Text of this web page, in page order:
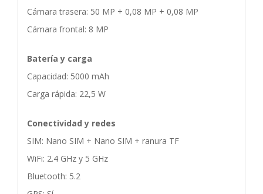
Cámara trasera: 50 MP + 0,08 MP + 0,08 MP
Cámara frontal: 8 MP
Batería y carga
Capacidad: 5000 mAh
Carga rápida: 22,5 W
Conectividad y redes
SIM: Nano SIM + Nano SIM + ranura TF
WiFi: 2.4 GHz y 5 GHz
Bluetooth: 5.2